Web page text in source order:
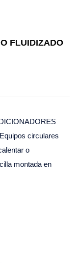
FLUIDIZADO
circulares
o
montada en